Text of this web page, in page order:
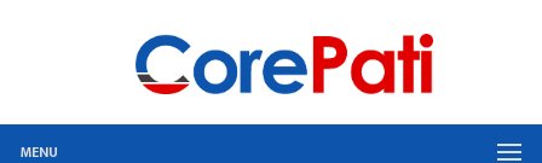
MENU